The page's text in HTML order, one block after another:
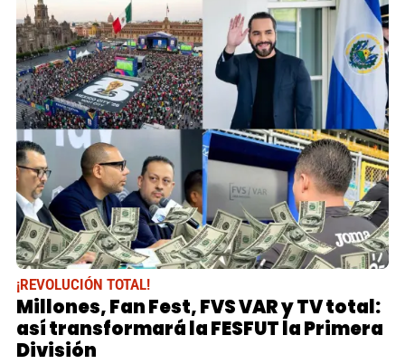
¡REVOLUCIÓN TOTAL!
Millones, Fan Fest, FVS VAR y TV total:
así transformará la FESFUT la Primera
División